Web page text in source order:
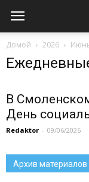
Домой 2026
В
День
Redaktor - 09/06/2026
Архив материалов